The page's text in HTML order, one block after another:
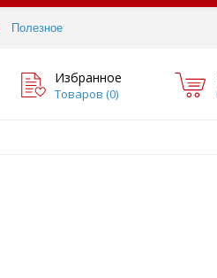
Полезное
Избранное
Товаров (0)